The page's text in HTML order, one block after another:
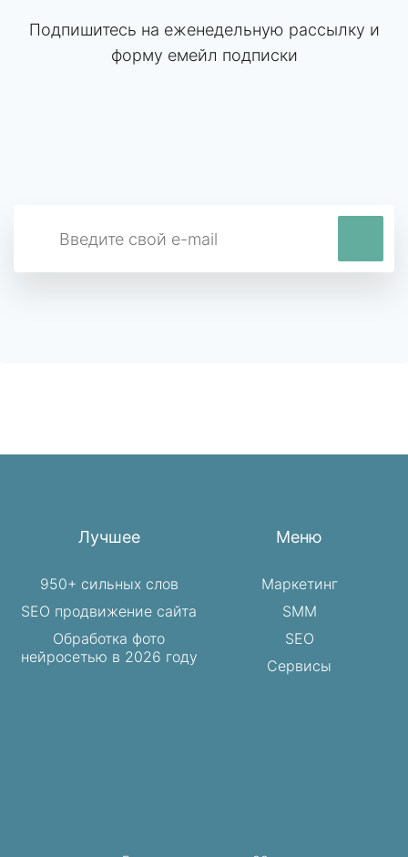
Подпишитесь на еженедельную рассылку и
форму емейл подписки
Лучшее
950+ сильных слов
SEO продвижение сайта
Обработка фото
нейросетью в 2026 году
Меню
Маркетинг
SMM
SEO
Сервисы